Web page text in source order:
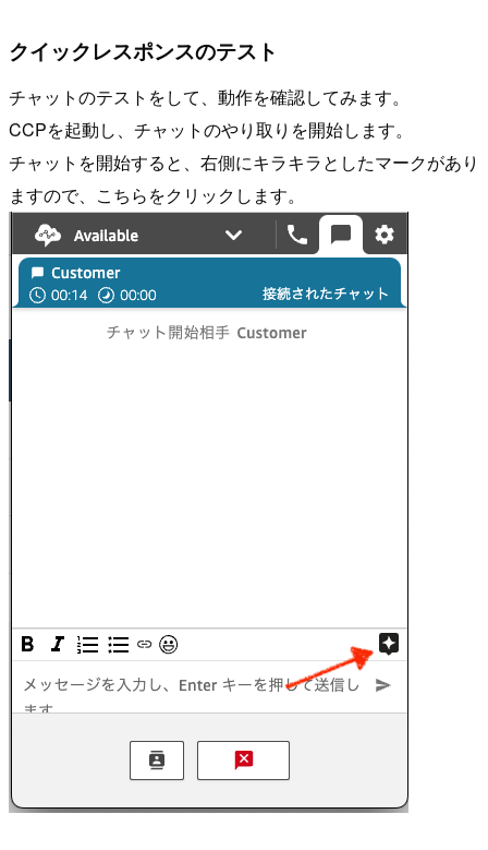
クイックレスポンスのテスト
チャットのテストをして、動作を確認してみます。
CCPを起動し、チャットのやり取りを開始します。
チャットを開始すると、右側にキラキラとしたマークがあり
ますので、こちらをクリックします。